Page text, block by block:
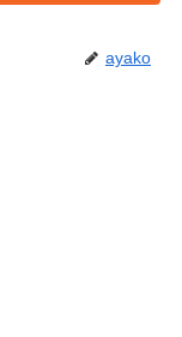
ayako